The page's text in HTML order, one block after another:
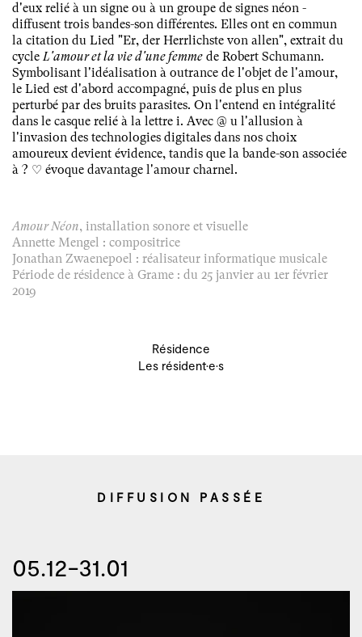
d'eux relié à un signe ou à un groupe de signes néon -
diffusent trois bandes-son différentes. Elles ont en commun
la citation du Lied "Er, der Herrlichste von allen", extrait du
cycle L'amour et la vie d'une femme de Robert Schumann.
Symbolisant l'idéalisation à outrance de l'objet de l'amour,
le Lied est d'abord accompagné, puis de plus en plus
perturbé par des bruits parasites. On l'entend en intégralité
dans le casque relié à la lettre i. Avec @ u l'allusion à
l'invasion des technologies digitales dans nos choix
amoureux devient évidence, tandis que la bande-son associée
à ? ♡ évoque davantage l'amour charnel.
Amour Néon, installation sonore et visuelle
Annette Mengel : compositrice
Jonathan Zwaenepoel : réalisateur informatique musicale
Période de résidence à Grame : du 25 janvier au 1er février
2019
Résidence
Les résident·e·s
DIFFUSION PASSÉE
05.12-31.01